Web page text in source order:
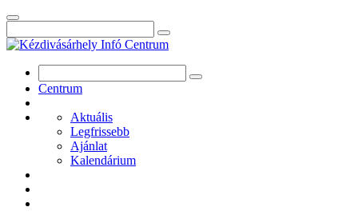
Centrum
Aktuális
Legfrissebb
Ajánlat
Kalendárium